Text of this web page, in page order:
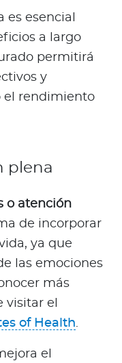
es esencial
a largo
permitirá
y
el rendimiento
plena
o atención
de incorporar
ya que
las emociones
más
visitar el
of Health.
el